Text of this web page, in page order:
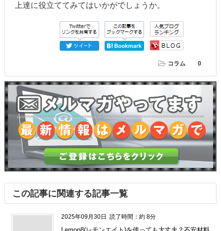
上達に役立ててみてはいかがでしょうか。
コラム 0
この記事に関連する記事一覧
2025年09月30日 読了時間：約 8分